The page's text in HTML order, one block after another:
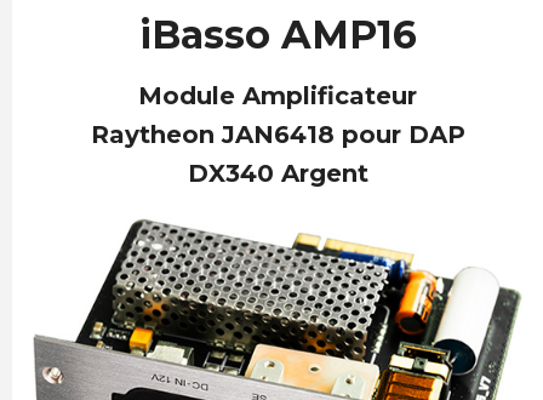
iBasso AMP16
Module Amplificateur
Raytheon JAN6418 pour DAP
DX340 Argent